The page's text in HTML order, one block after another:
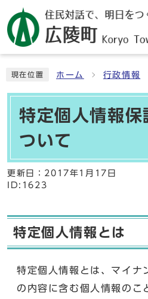
現在位置 ホーム 行政情報
特定個人情報保
ついて
更新日： 2017年1月17日
ID:1623
特定個人情報とは
特定個人情報とは、マイナ
の内容に含む個人情報のこ